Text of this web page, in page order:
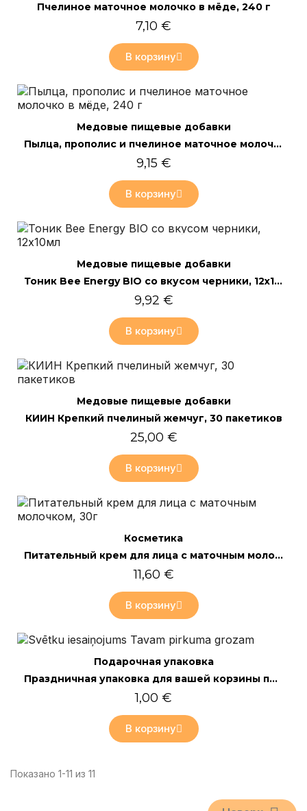
Пчелиное маточное молочко в мёде, 240 г
7,10 €
В корзину
Быстрый просмотр
Mедовые пищевые добавки
Пылца, прополис и пчелиное маточное молочко в мёде, 240 г
9,15 €
В корзину
Быстрый просмотр
Только онлайн
Mедовые пищевые добавки
Тоник Bee Energy BIO со вкусом черники, 12x10мл
9,92 €
В корзину
Быстрый просмотр
Только онлайн
Mедовые пищевые добавки
КИИН Крепкий пчелиный жемчуг, 30 пакетиков
25,00 €
В корзину
Быстрый просмотр
Только онлайн
Косметика
Питательный крем для лица с маточным молочком, 30г
11,60 €
В корзину
Быстрый просмотр
Только онлайн
Подарочная упаковка
Праздничная упаковка для вашей корзины покупок
1,00 €
В корзину
Показано 1-11 из 11